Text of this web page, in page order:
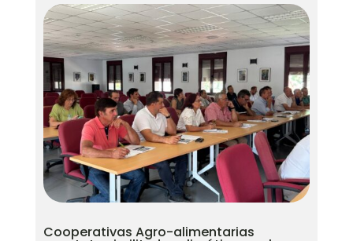
Cooperativas Agro-alimentarias